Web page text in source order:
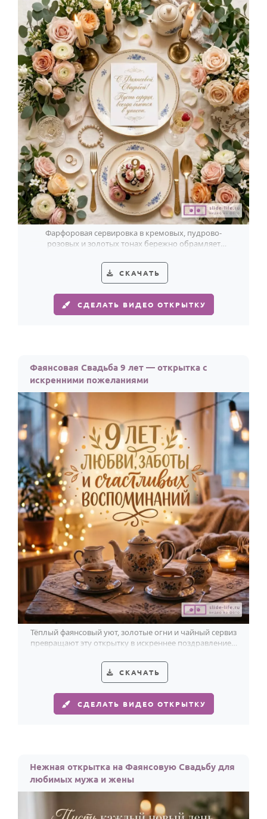
Фарфоровая сервировка в кремовых, пудрово-
розовых и золотых тонах бережно обрамляет
СКАЧАТЬ
СДЕЛАТЬ ВИДЕО ОТКРЫТКУ
Фаянсовая Свадьба 9 лет — открытка с
искренними пожеланиями
Тёплый фаянсовый уют, золотые огни и чайный сервиз
превращают эту открытку в искреннее поздравление с
СКАЧАТЬ
СДЕЛАТЬ ВИДЕО ОТКРЫТКУ
Нежная открытка на Фаянсовую Свадьбу для
любимых мужа и жены